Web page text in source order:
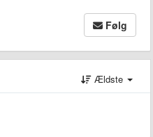
Følg
Ældste